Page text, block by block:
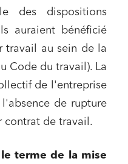
des dispositions
auraient bénéficié
travail au sein de la
Code du travail). La
de l'entreprise
de rupture
contrat de travail.
le terme de la mise